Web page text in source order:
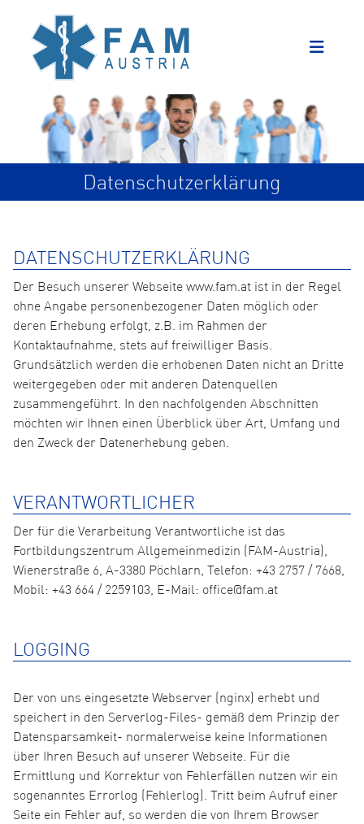
Datenschutzerklärung
DATENSCHUTZERKLÄRUNG
Der Besuch unserer Webseite www.fam.at ist in der Regel
ohne Angabe personenbezogener Daten möglich oder
deren Erhebung erfolgt, z.B. im Rahmen der
Kontaktaufnahme, stets auf freiwilliger Basis.
Grundsätzlich werden die erhobenen Daten nicht an Dritte
weitergegeben oder mit anderen Datenquellen
zusammengeführt. In den nachfolgenden Abschnitten
möchten wir Ihnen einen Überblick über Art, Umfang und
den Zweck der Datenerhebung geben.
VERANTWORTLICHER
Der für die Verarbeitung Verantwortliche ist das
Fortbildungszentrum Allgemeinmedizin (FAM-Austria),
Wienerstraße 6, A-3380 Pöchlarn, Telefon: +43 2757 / 7668,
Mobil: +43 664 / 2259103, E-Mail: office@fam.at
LOGGING
Der von uns eingesetzte Webserver (nginx) erhebt und
speichert in den Serverlog-Files- gemäß dem Prinzip der
Datensparsamkeit- normalerweise keine Informationen
über Ihren Besuch auf unserer Webseite. Für die
Ermittlung und Korrektur von Fehlerfällen nutzen wir ein
sogenanntes Errorlog (Fehlerlog). Tritt beim Aufruf einer
Seite ein Fehler auf, so werden die von Ihrem Browser